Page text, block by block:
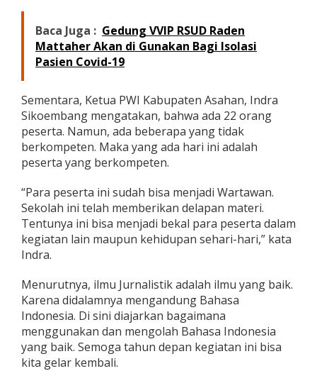
t
e
n
A
a
h
a
n
T
a
n
2
0
2
Baca Juga : Gedung VVIP RSUD Raden
Mattaher Akan di Gunakan Bagi Isolasi
Pasien Covid-19
Sementara, Ketua PWI Kabupaten Asahan, Indra
Sikoembang mengatakan, bahwa ada 22 orang
peserta. Namun, ada beberapa yang tidak
berkompeten. Maka yang ada hari ini adalah
peserta yang berkompeten.
“Para peserta ini sudah bisa menjadi Wartawan.
Sekolah ini telah memberikan delapan materi.
Tentunya ini bisa menjadi bekal para peserta dalam
kegiatan lain maupun kehidupan sehari-hari,” kata
Indra.
Menurutnya, ilmu Jurnalistik adalah ilmu yang baik.
Karena didalamnya mengandung Bahasa
Indonesia. Di sini diajarkan bagaimana
menggunakan dan mengolah Bahasa Indonesia
yang baik. Semoga tahun depan kegiatan ini bisa
kita gelar kembali.